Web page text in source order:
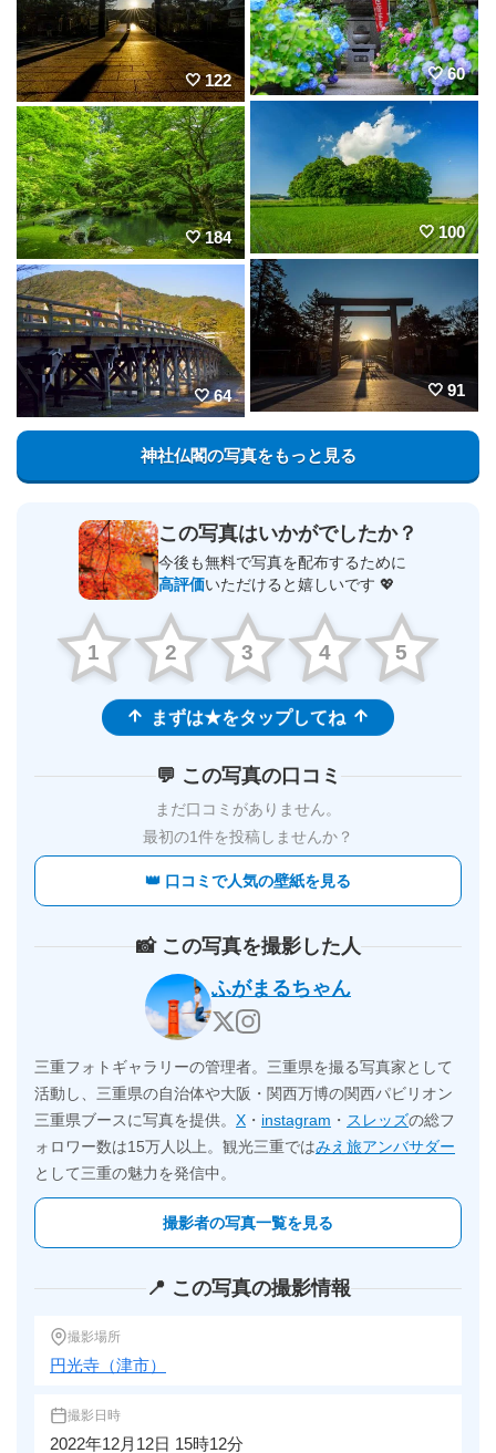
122 60
100
184
91
64
神社仏閣の写真をもっと見る
この写真はいかがでしたか？
今後も無料で写真を配布するために
高評価いただけると嬉しいです 💖
1 2 3 4 5
まずは★をタップしてね
💬 この写真の口コミ
まだ口コミがありません。
最初の1件を投稿しませんか？
👑 口コミで人気の壁紙を見る
📸 この写真を撮影した人
ふがまるちゃん
三重フォトギャラリーの管理者。三重県を撮る写真家として
活動し、三重県の自治体や大阪・関西万博の関西パビリオン
三重県ブースに写真を提供。 X ・ instagram ・ スレッズの総フ
ォロワー数は15万人以上。観光三重ではみえ旅アンバサダー
として三重の魅力を発信中。
撮影者の写真一覧を見る
📍 この写真の撮影情報
撮影場所
円光寺（津市）
撮影日時
2022年12月12日 15時12分